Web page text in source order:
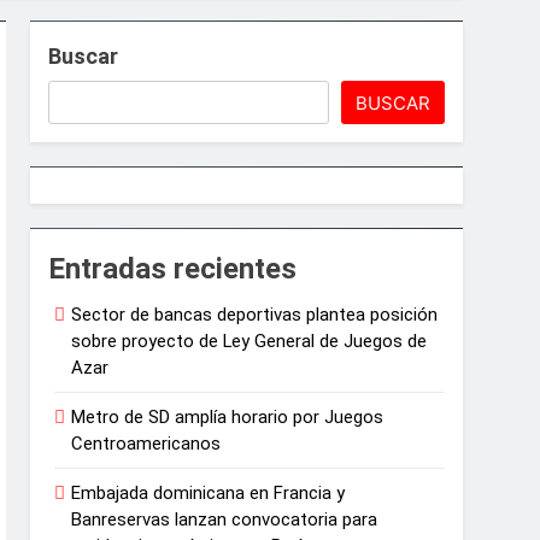
agrícola de la provincia
política
tras la muerte de su madre
Buscar
BUSCAR
Entradas recientes
Sector de bancas deportivas plantea posición
sobre proyecto de Ley General de Juegos de
Azar
Metro de SD amplía horario por Juegos
Centroamericanos
Embajada dominicana en Francia y
Banreservas lanzan convocatoria para